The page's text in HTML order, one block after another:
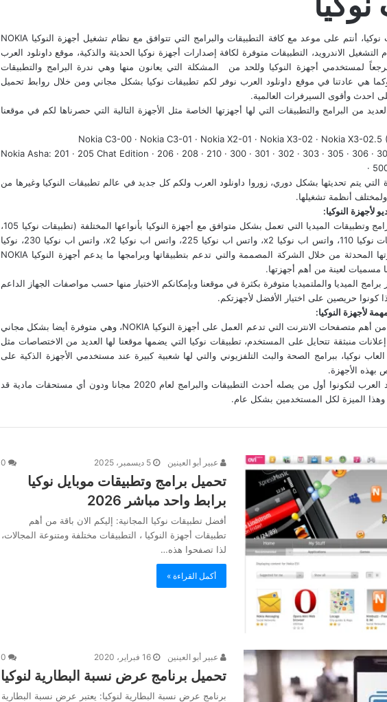
أهلا بكم في قسم تطبيقات نوكيا، أنتم على موعد مع كافة التطبيقات والبرامج التي تتوافق مع نظام تشغيل أجهزة النوكيا NOKIA
الاندرويد، التطبيقات متوفرة لكافة إصدارات أجهزة نوكيا الحديثة والذكية، موقع داونلود العرب
لمستخدمي أجهزة النوكيا وللحد من المشكلة التي يعانون منها وهي ندرة البرامج والتطبيقات
وكما هي عادتنا في موقع داونلود العرب نوفر لكم تطبيقات نوكيا بشكل مجاني ومن خلال روابط تحميل
احدث وأقوى السيرفرات العالمية.
من البرامج والتطبيقات التي لها أجهزتها الخاصة مثل الأجهزة التالية التي حصرناها لكم في موقعنا
Nokia C3-00 · Nokia C3-01 · Nokia X2-01 · Nokia X3-02 · Nokia X3-
Nokia Asha: 201 · 205 Chat Edition · 206 · 208 · 210 · 300 · 301 · 302 · 303 · 305 · 306 ·
·
التي يتم تحديثها بشكل دوري، زوروا داونلود العرب ولكم كل جديد في عالم تطبيقات النوكيا وغيرها من
ولمختلف أنظمة تشغيلها.
لأجهزة النوكيا:
الان إليكم باقة من أقوى برامج وتطبيقات الميديا التي تعمل بشكل متوافق مع أجهزة النوكيا بأنواعها المختلفة (تطبيقات نوكيا 105،
تطبيقات نوكيا 220، تطبيقات نوكيا 110، واتس اب نوكيا x2، واتس اب نوكيا 225، واتس اب نوكيا x2، واتس اب نوكيا 230، نوكيا
z1) البرامج متوفرة بإصدارتها المحدثة من خلال الشركة المصممة والتي تدعم بتطبيقاتها وبرامجها ما يدعم أجهزة النوكيا NOKIA
الميديا والملتميديا متوفرة بكثرة في موقعنا وبإمكانكم الاختيار منها حسب مواصفات الجهاز الداعم
كونوا حريصين على اختيار الأفضل لأجهزتكم.
لأجهزة النوكيا:
كما ويضم الموقع مجموعة من أهم متصفحات الانترنت التي تدعم العمل على أجهزة النوكيا NOKIA، وهي متوفرة أيضا بشكل مجاني
منبثقة تتحايل على المستخدم، تطبيقات نوكيا التي يضمها موقعنا لها العديد من الاختصاصات مثل
نوكيا، ببرامج الصحة والبث التلفزيوني والتي لها شعبية كبيرة عند مستخدمي الأجهزة الذكية على
بهذه الأجهزة.
كونوا دوما مع موقع داونلود العرب لتكونوا أول من يصله أحدث التطبيقات والبرامج لعام 2020 مجانا ودون أي مستحقات مادية قد
وهذا الميزة لكل المستخدمين بشكل عام.
عبير أبو العينين 5 ديسمبر، 2025
تحميل برامج وتطبيقات موبايل نوكيا
برابط واحد مباشر 2026
أفضل تطبيقات نوكيا المجانية: إليكم الان باقة من أهم
تطبيقات أجهزة النوكيا ، التطبيقات مختلفة ومتنوعة المجالات،
لذا تصفحوا هذه…
أكمل القراءة »
عبير أبو العينين 16 فبراير، 2020
تحميل برنامج عرض نسبة البطارية لنوكيا
برنامج عرض نسبة البطارية لنوكيا: يعتبر عرض نسبة البطارية